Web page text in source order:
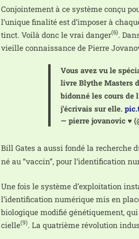
Conjointement à ce sys­tème conçu
l’unique fina­li­té est d’im­po­ser à
tinct. Voilà donc le vrai dan­ger(6).
vieille connais­sance de Pierre
Vous avez vu le
livre Blythe Masters
bidon­né les cours de
j’é­cri­vais sur elle.
— pierre jova­no­vic ♥
Bill Gates a aus­si fon­dé la recherche
né au “vac­cin”, pour l’identification
Une fois le sys­tème d’exploitation
l’identification numé­rique mis en
bio­lo­gique modi­fié géné­ti­que­ment,
cielle(9). La qua­trième révo­lu­tion